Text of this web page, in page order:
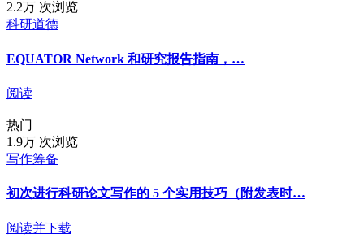
2.2万 次浏览
科研道德
EQUATOR Network 和研究报告指南，…
阅读
热门
1.9万 次浏览
写作筹备
初次进行科研论文写作的 5 个实用技巧（附发表时…
阅读并下载